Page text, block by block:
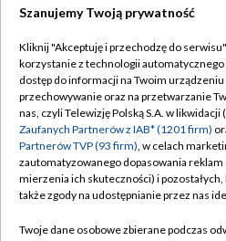
TVP
Abonament TVP
Emisja w TVP
Centrum informacji TVP
Naziemna Telewizja Cyfrowa
Polityka
Moje
Szanujemy Twoją prywatność
Kliknij "Akceptuję i przechodzę do
korzystanie z technologii automatycznego
dostęp do informacji na Twoim
przechowywanie oraz na przetwarzanie
nas, czyli Telewizję Polską S.A. w likwidacji
Zaufanych Partnerów z IAB* (1201 firm)
Partnerów TVP (93 firm), w celach
zautomatyzowanego dopasowania
mierzenia ich skuteczności) i
także zgody na udostępnianie przez nas
Twoje dane osobowe zbierane podczas